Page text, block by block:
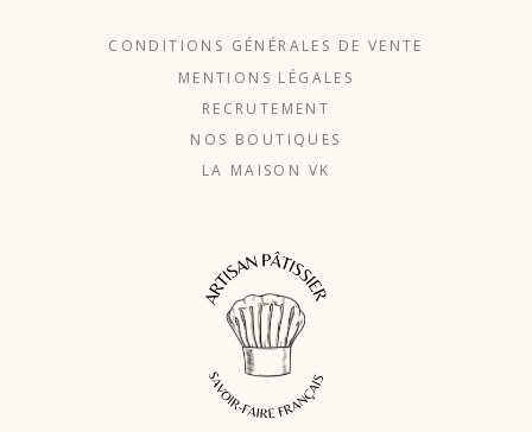
CONDITIONS GÉNÉRALES DE VENTE
MENTIONS LÉGALES
RECRUTEMENT
NOS BOUTIQUES
LA MAISON VK